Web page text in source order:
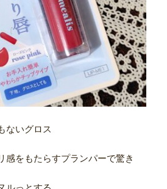
ないグロス
感をもたらすプランパーで驚き